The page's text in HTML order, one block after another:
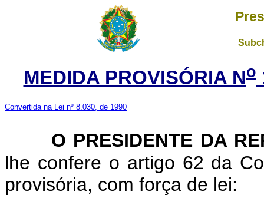
MEDIDA PROVISÓRIA No
Convertida na Lei nº 8.030, de 1990
O PRESIDENTE DA
lhe confere o artigo 62 da
provisória, com força de lei: